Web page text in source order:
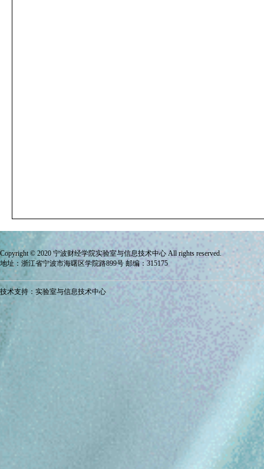
Copyright © 2020 宁波财经学院实验室与信息技术中心 All rights reserved.
地址：浙江省宁波市海曙区学院路899号 邮编：315175
技术支持：实验室与信息技术中心